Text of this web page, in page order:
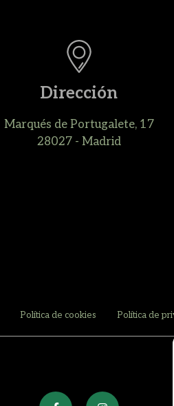
Dirección
Marqués de Portugalete, 17
28027 - Madrid
Política de cookies Política de